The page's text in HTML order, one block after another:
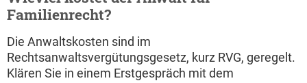
Familienrecht?
Die Anwaltskosten sind im
Rechtsanwaltsvergütungsgesetz, kurz RVG, geregelt.
Klären Sie in einem Erstgespräch mit dem